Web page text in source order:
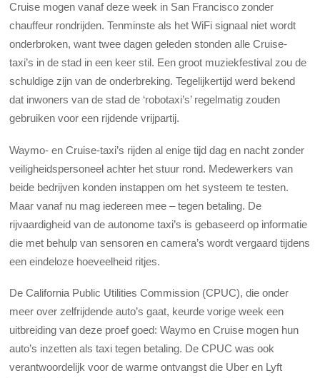
Cruise mogen vanaf deze week in San Francisco zonder
chauffeur rondrijden. Tenminste als het WiFi signaal niet wordt
onderbroken, want twee dagen geleden stonden alle Cruise-
taxi’s in de stad in een keer stil. Een groot muziekfestival zou de
schuldige zijn van de onderbreking. Tegelijkertijd werd bekend
dat inwoners van de stad de ‘robotaxi’s’ regelmatig zouden
gebruiken voor een rijdende vrijpartij.
Waymo- en Cruise-taxi’s rijden al enige tijd dag en nacht zonder
veiligheidspersoneel achter het stuur rond. Medewerkers van
beide bedrijven konden instappen om het systeem te testen.
Maar vanaf nu mag iedereen mee – tegen betaling. De
rijvaardigheid van de autonome taxi’s is gebaseerd op informatie
die met behulp van sensoren en camera’s wordt vergaard tijdens
een eindeloze hoeveelheid ritjes.
De California Public Utilities Commission (CPUC), die onder
meer over zelfrijdende auto’s gaat, keurde vorige week een
uitbreiding van deze proef goed: Waymo en Cruise mogen hun
auto’s inzetten als taxi tegen betaling. De CPUC was ook
verantwoordelijk voor de warme ontvangst die Uber en Lyft